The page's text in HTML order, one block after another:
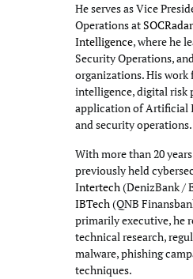
He serves as Vice
Operations at
Intelligence, where he
Security Operations,
organizations. His work
intelligence, digital risk
application of Artificial
and security operations.
With more than 20
previously held
Intertech(DenizBank /
IBTech(QNB
primarily executive, he
technical research,
malware, phishing
techniques.